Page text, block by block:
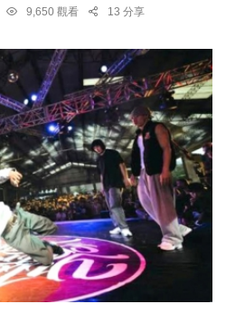
9,650 觀看 13 分享